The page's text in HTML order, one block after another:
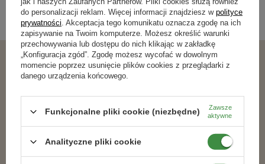
Akcesoria do opryskiwaczy ,
Podobne produkty
do personalizacji reklam. Więcej informacji znajdziesz w polityce
prywatności . Akceptacja tego komunikatu oznacza zgodę na ich
zapisywanie na Twoim komputerze. Możesz określić warunki
przechowywania lub dostępu do nich klikając w zakładkę
„Konfiguracja zgód”. Zgodę możesz wycofać w dowolnym
momencie poprzez usunięcie plików cookies z przeglądarki z
danego urządzenia końcowego.
Funkcjonalne pliki cookie (niezbędne)
Zawsze
aktywne
Analityczne pliki cookie